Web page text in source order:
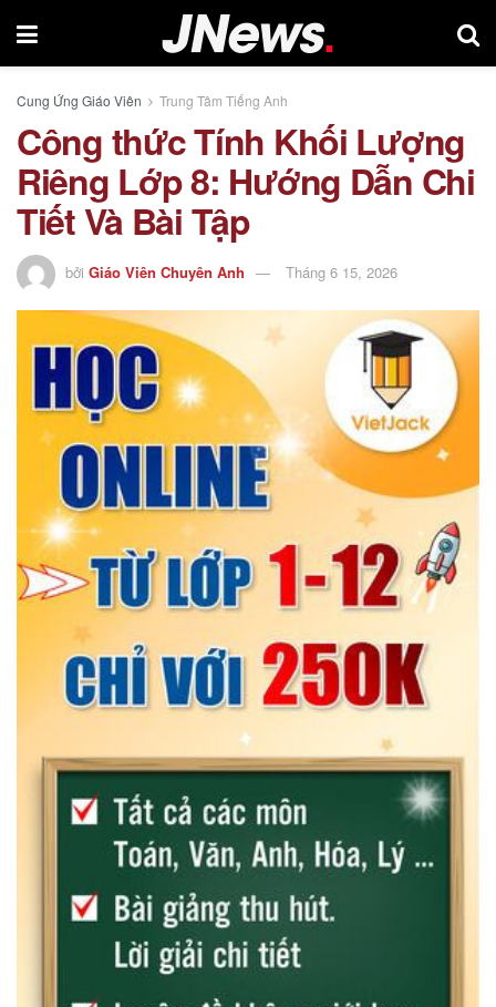
Cung Ứng Giáo Viên Trung Tâm Tiếng Anh
Công thức Tính Khối Lượng
Riêng Lớp 8: Hướng Dẫn Chi
Tiết Và Bài Tập
bởi Giáo Viên Chuyên Anh Tháng 6 15, 2026